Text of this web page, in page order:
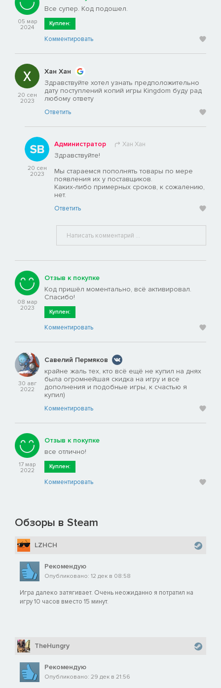
05 мар
2024
Все супер. Код подошел.
Куплен:
Комментировать
20 сен
2023
Хан Хан
Здравствуйте хотел узнать предположительно
дату поступлений копий игры Kingdom буду рад
любому ответу
Ответить
20 сен
2023
Администратор Хан Хан
Здравствуйте!
Мы стараемся пополнять товары по мере
появления их у поставщиков.
Каких-либо примерных сроков, к сожалению,
нет.
Ответить
08 мар
2023
Отзыв к покупке
Код пришёл моментально, всё активировал.
Спасибо!
Куплен:
Комментировать
30 авг
2022
Савелий Пермяков
крайне жаль тех, кто всё ещё не купил на днях
была огромнейшая скидка на игру и все
дополнения и подобные игры, к счастью я
купил)
Комментировать
17 мар
2022
Отзыв к покупке
все отлично!
Куплен:
Комментировать
Обзоры в Steam
LZHCH
Рекомендую
Опубликовано: 12 дек в 08:58
Игра далеко затягивает. Очень неожиданно я потратил на
игру 10 часов вместо 15 минут.
TheHungry
Рекомендую
Опубликовано: 29 дек в 21:56